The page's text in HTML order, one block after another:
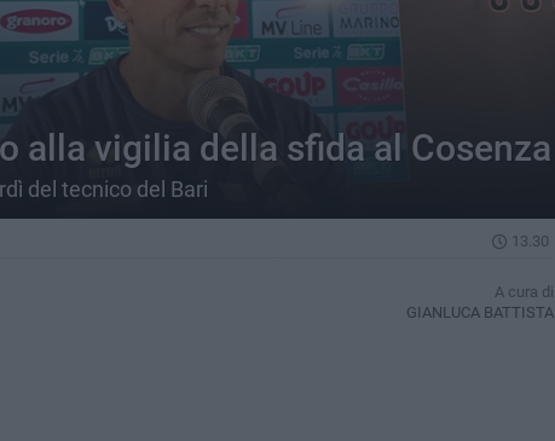
alla vigilia della sfida al Cosenza
del tecnico del Bari
13.30
A cura di
GIANLUCA BATTISTA